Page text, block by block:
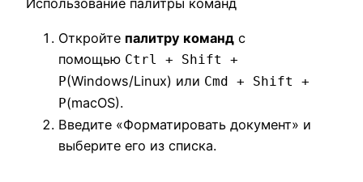
Использование палитры команд
Откройте палитру команд с
помощью Ctrl + Shift +
P(Windows/Linux) или Cmd + Shift +
P(macOS).
Введите «Форматировать документ» и
выберите его из списка.